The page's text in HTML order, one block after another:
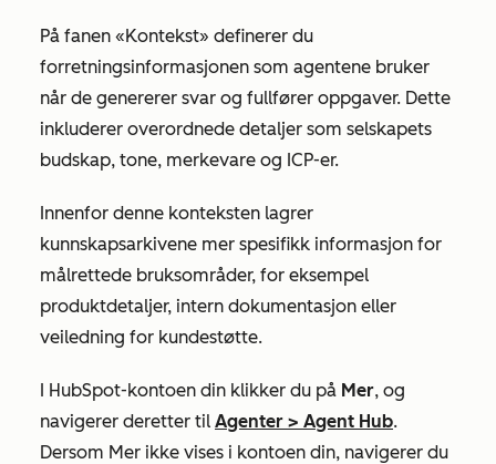
På fanen «Kontekst» definerer du
forretningsinformasjonen som agentene bruker
når de genererer svar og fullfører oppgaver. Dette
inkluderer overordnede detaljer som selskapets
budskap, tone, merkevare og ICP-er.
Innenfor denne konteksten lagrer
kunnskapsarkivene mer spesifikk informasjon for
målrettede bruksområder, for eksempel
produktdetaljer, intern dokumentasjon eller
veiledning for kundestøtte.
I HubSpot-kontoen din klikker du på Mer, og
navigerer deretter til Agenter > Agent Hub.
Dersom Mer ikke vises i kontoen din, navigerer du